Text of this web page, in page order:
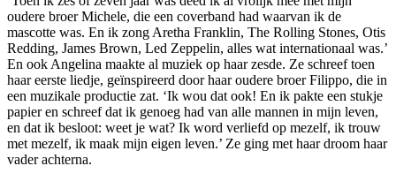
oudere broer Michele, die een coverband had waarvan ik de
mascotte was. En ik zong Aretha Franklin, The Rolling Stones, Otis
Redding, James Brown, Led Zeppelin, alles wat internationaal was.’
En ook Angelina maakte al muziek op haar zesde. Ze schreef toen
haar eerste liedje, geïnspireerd door haar oudere broer Filippo, die in
een muzikale productie zat. ‘Ik wou dat ook! En ik pakte een stukje
papier en schreef dat ik genoeg had van alle mannen in mijn leven,
en dat ik besloot: weet je wat? Ik word verliefd op mezelf, ik trouw
met mezelf, ik maak mijn eigen leven.’ Ze ging met haar droom haar
vader achterna.